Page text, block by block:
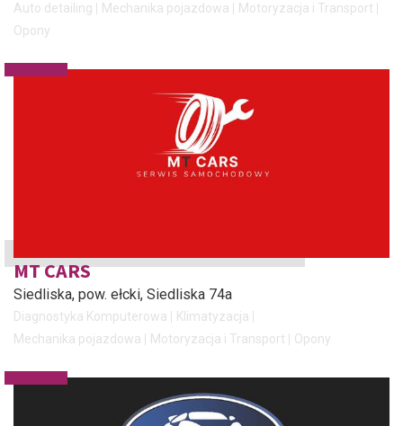
Auto detailing Mechanika pojazdowa
Motoryzacja i Transport
Opony
MT CARS
Siedliska, pow. ełcki, Siedliska 74a
Diagnostyka Komputerowa
Klimatyzacja
Mechanika pojazdowa
Motoryzacja i Transport Opony